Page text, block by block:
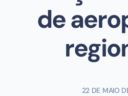
de
22 DE MAIO